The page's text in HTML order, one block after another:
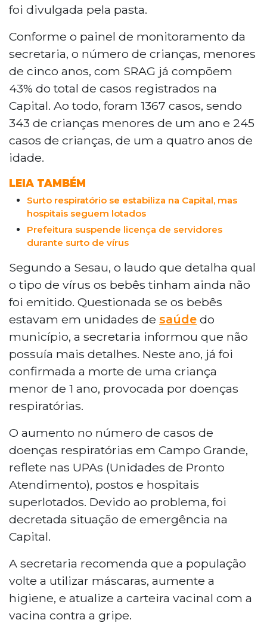
foi divulgada pela pasta.
Conforme o painel de monitoramento da
secretaria, o número de crianças, menores
de cinco anos, com SRAG já compõem
43% do total de casos registrados na
Capital. Ao todo, foram 1367 casos, sendo
343 de crianças menores de um ano e 245
casos de crianças, de um a quatro anos de
idade.
LEIA TAMBÉM
Surto respiratório se estabiliza na Capital, mas
hospitais seguem lotados
Prefeitura suspende licença de servidores
durante surto de vírus
Segundo a Sesau, o laudo que detalha qual
o tipo de vírus os bebês tinham ainda não
foi emitido. Questionada se os bebês
estavam em unidades de saúde do
município, a secretaria informou que não
possuía mais detalhes. Neste ano, já foi
confirmada a morte de uma criança
menor de 1 ano, provocada por doenças
respiratórias.
O aumento no número de casos de
doenças respiratórias em Campo Grande,
reflete nas UPAs (Unidades de Pronto
Atendimento), postos e hospitais
superlotados. Devido ao problema, foi
decretada situação de emergência na
Capital.
A secretaria recomenda que a população
volte a utilizar máscaras, aumente a
higiene, e atualize a carteira vacinal com a
vacina contra a gripe.